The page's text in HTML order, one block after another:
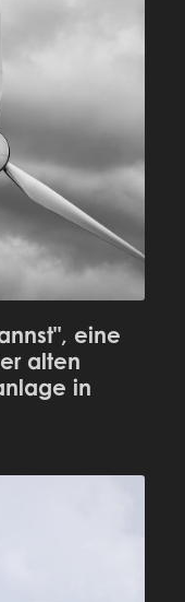
eine
alten
in